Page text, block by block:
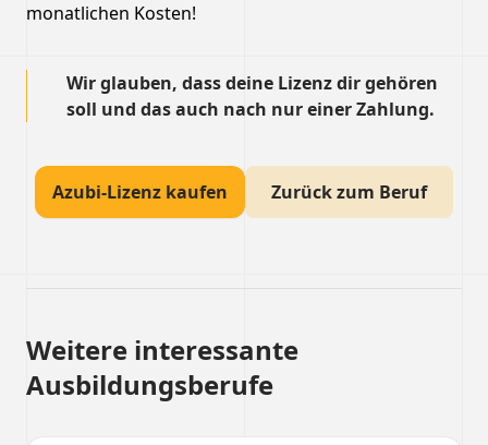
monatlichen Kosten!
Wir glauben, dass deine Lizenz dir gehören
soll und das auch nach nur einer Zahlung.
Azubi-Lizenz kaufen Zurück zum Beruf
Weitere interessante
Ausbildungsberufe